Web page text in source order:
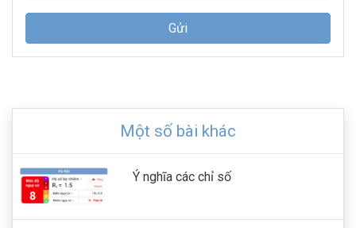
Gửi
Một số bài khác
Ý nghĩa các chỉ số